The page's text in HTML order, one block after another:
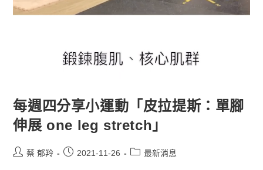
每週四分享小運動「皮拉提斯：單腳
伸展 one leg stretch」
蔡 郁羚 2021-11-26 最新消息